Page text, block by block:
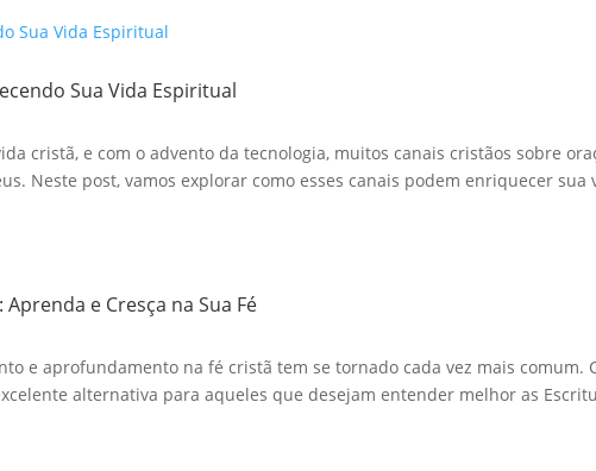
Sua Vida Espiritual
cristã, e com o advento da tecnologia, muitos canais cristãos sobre
Neste post, vamos explorar como esses canais podem enriquecer sua
e Cresça na Sua Fé
e aprofundamento na fé cristã tem se tornado cada vez mais comum.
alternativa para aqueles que desejam entender melhor as